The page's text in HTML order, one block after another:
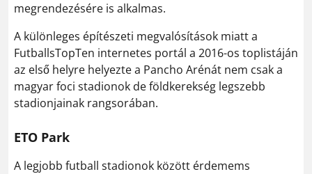
megrendezésére is alkalmas.
A különleges építészeti megvalósítások miatt a
FutballsTopTen internetes portál a 2016-os toplistáján
az első helyre helyezte a Pancho Arénát nem csak a
magyar foci stadionok de földkerekség legszebb
stadionjainak rangsorában.
ETO Park
A legjobb futball stadionok között érdemems